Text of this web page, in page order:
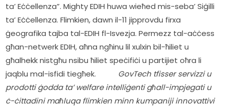
ta’ Eċċellenza”. Mighty EDIH huwa wieħed mis-seba’ Siġilli
ta’ Eċċellenza. Flimkien, dawn il-11 jipprovdu firxa
ġeografika tajba tal-EDIH fl-Isvezja. Permezz tal-aċċess
għan-netwerk EDIH, aħna ngħinu lil xulxin bil-ħiliet u
għalhekk nistgħu nsibu ħiliet speċifiċi u partijiet oħra li
jaqblu mal-isfidi tiegħek. GovTech tfisser servizzi u
prodotti ġodda ta’ welfare intelliġenti għall-impjegati u
ċ-ċittadini maħluqa flimkien minn kumpaniji innovattivi